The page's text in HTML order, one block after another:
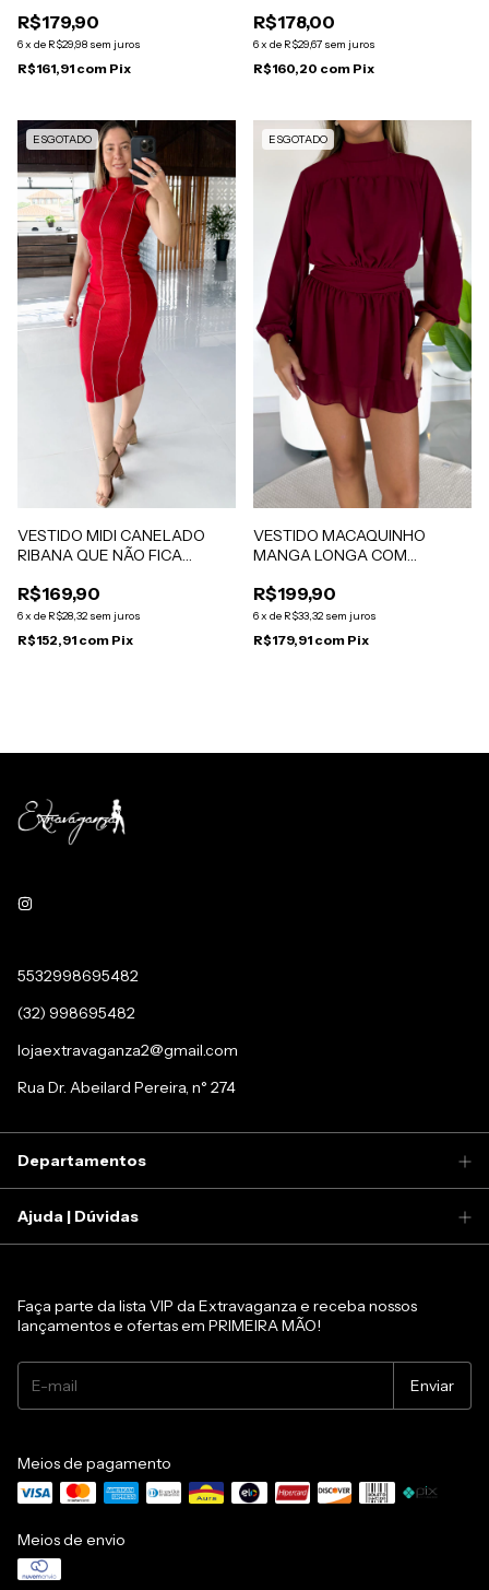
CAMILA
R$179,90
6x de R$29,98 sem juros
R$161,91 com Pix
LETICIA
R$178,00
6x de R$29,67 sem juros
R$160,20 com Pix
ESGOTADO
VESTIDO MIDI CANELADO
RIBANA QUE NÃO FICA
ALICE
R$169,90
6x de R$28,32 sem juros
R$152,91 com Pix
ESGOTADO
VESTIDO MACAQUINHO
MANGA LONGA COM
R$199,90
6x de R$33,32 sem juros
R$179,91 com Pix
5532998695482
(32) 998695482
lojaextravaganza2@gmail.com
Rua Dr. Abeilard Pereira, n° 274
Departamentos
Ajuda | Dúvidas
Faça parte da lista VIP da Extravaganza e receba nossos
lançamentos e ofertas em PRIMEIRA MÃO!
Meios de pagamento
Meios de envio